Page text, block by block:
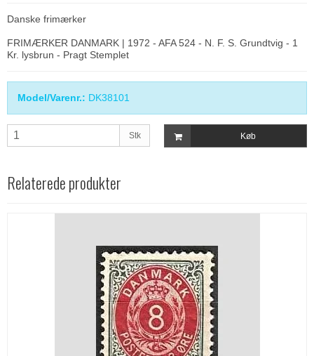
Danske frimærker
FRIMÆRKER DANMARK | 1972 - AFA 524 - N. F. S. Grundtvig - 1
Kr. lysbrun - Pragt Stemplet
Model/Varenr.: DK38101
Stk Køb
Relaterede produkter